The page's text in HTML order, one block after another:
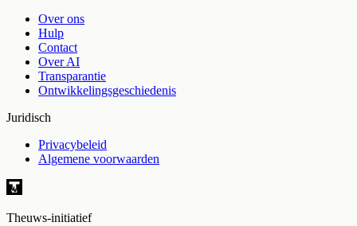
Over ons
Hulp
Contact
Over AI
Transparantie
Ontwikkelingsgeschiedenis
Juridisch
Privacybeleid
Algemene voorwaarden
Theuws-initiatief